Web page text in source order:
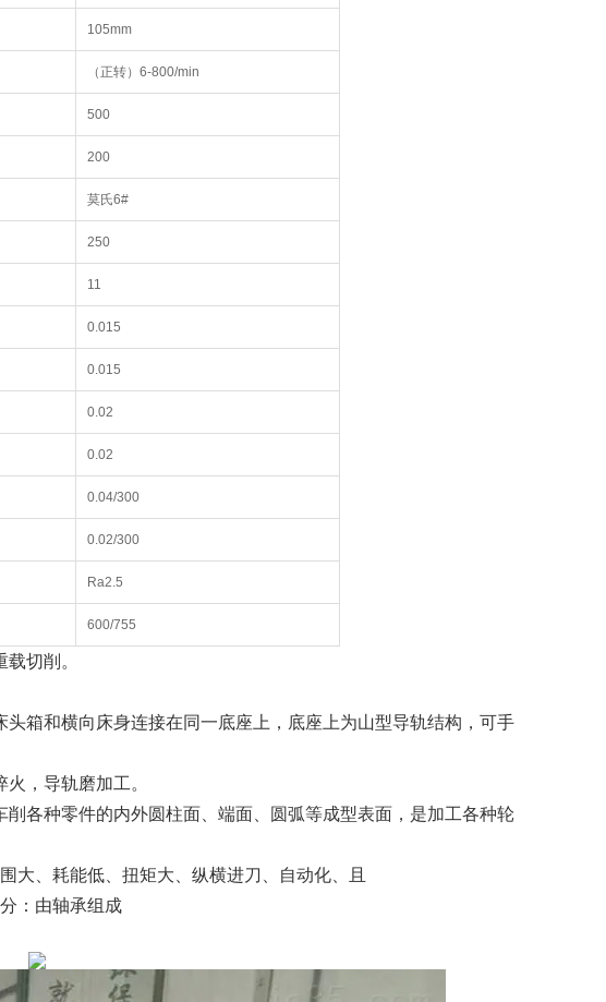
105mm
（正转）6-800/min
500
200
莫氏6#
250
11
0.015
0.015
0.02
0.02
0.04/300
0.02/300
Ra2.5
600/755
切削。
箱和横向床身连接在同一底座上，底座上为山型导轨结构，可手
，导轨磨加工。
各种零件的内外圆柱面、端面、圆弧等成型表面，是加工各种轮
大、耗能低、扭矩大、纵横进刀、自动化、且
：由轴承组成